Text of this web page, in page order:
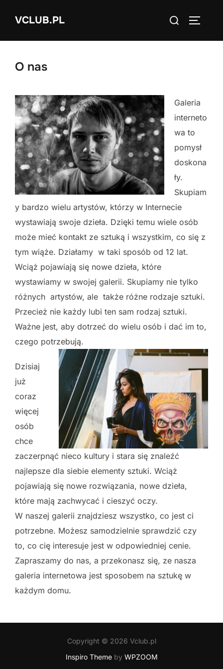
VCLUB.PL
Search
O nas
Galeria
interneto
wa to
pomysł
doskona
ły.
Skupiam
y bardzo wielu artystów, którzy w Internecie
wystawiają swoje dzieła. Dzięki temu wiele osób
może mieć kontakt ze sztuką i wszystkim, co się z
tym wiąże. Działamy w taki sposób od 12 lat.
Wciąż pojawiają się nowe dzieła, które
wystawiamy w swojej galerii. Skupiamy nie tylko
różnych artystów, ale także różne rodzaje sztuki.
Przecież nie każdy lubi ten sam rodzaj sztuki.
Ważne jest, aby dotrzeć do wielu osób i dać im to,
czego potrzebują.
Dzisiaj
już
coraz
więcej
osób
chce
zaczerpnąć nieco kultury i stara się znaleźć
najlepsze dla siebie elementy sztuki. Wciąż
pojawiają się nowe rozwiązania, nowe dzieła,
które mają zachwycać i cieszyć oczy.
W naszej galerii znajdziesz wszystko, co jest ci
potrzebne. Możesz samodzielnie sprawdzić czy
to, co cię interesuje jest w odpowiedniej cenie.
Zapraszamy do nas, a przekonasz się, ze nasza
galeria internetowa jest sposobem na sztukę w
każdym domu.
Copyright © 2026 Vclub.pl
Inspiro Themeby WPZOOM